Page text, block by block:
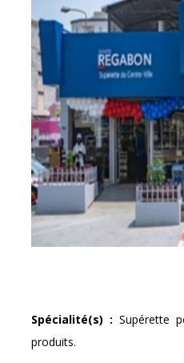
Spécialité(s) : Supérette
produits.